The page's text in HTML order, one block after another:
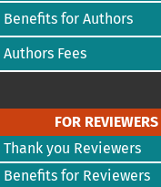
Benefits for Authors
Authors Fees
FOR REVIEWERS
Thank you Reviewers
Benefits for Reviewers